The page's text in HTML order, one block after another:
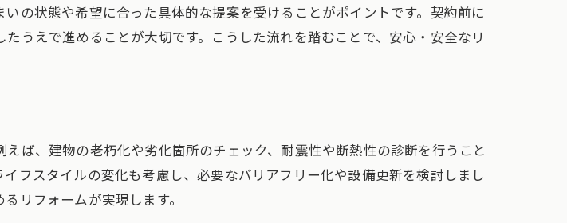
感を高める事前確認事項
ために必要な契約の知識
定時のトラブル回避ポイント
フォームの失敗を防ぐ方法
口コミや実績を活かす工夫
の状態や希望に合った具体的な提案を受けることがポイントです。契約前に
うえで進めることが大切です。こうした流れを踏むことで、安心・安全なリ
ば、建物の老朽化や劣化箇所のチェック、耐震性や断熱性の診断を行うこと
フスタイルの変化も考慮し、必要なバリアフリー化や設備更新を検討しまし
リフォームが実現します。